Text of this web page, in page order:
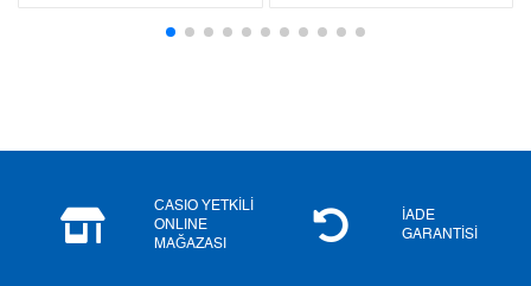
Tek Çekim 7.228,55 ₺ 7.228,55 ₺
7.894,00 ₺
CASIO YETKİLİ
ONLINE
MAĞAZASI
İADE
GARANTİSİ